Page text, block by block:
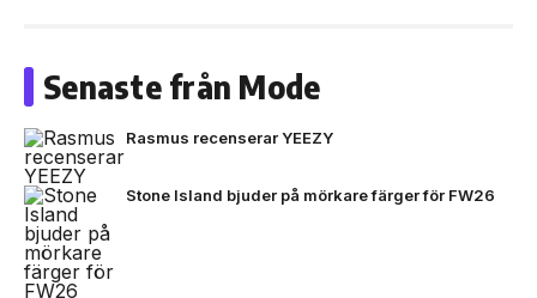
Senaste från Mode
Rasmus recenserar YEEZY
Stone Island bjuder på mörkare färger för FW26